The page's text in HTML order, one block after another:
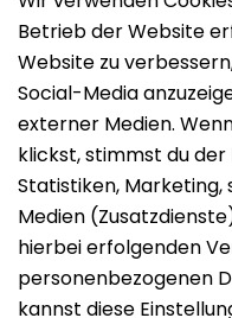
Impressum
Datenschutz
Nutzungsbedingungen
Mieten